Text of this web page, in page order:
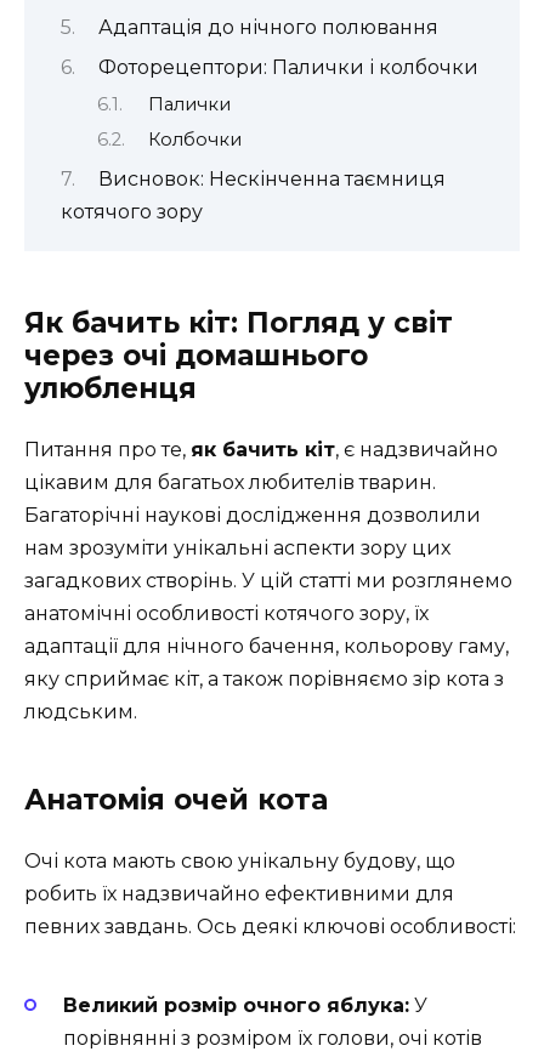
Адаптація до нічного полювання
Фоторецептори: Палички і колбочки
Палички
Колбочки
Висновок: Нескінченна таємниця
котячого зору
Як бачить кіт: Погляд у світ
через очі домашнього
улюбленця
Питання про те, як бачить кіт, є надзвичайно
цікавим для багатьох любителів тварин.
Багаторічні наукові дослідження дозволили
нам зрозуміти унікальні аспекти зору цих
загадкових створінь. У цій статті ми розглянемо
анатомічні особливості котячого зору, їх
адаптації для нічного бачення, кольорову гаму,
яку сприймає кіт, а також порівняємо зір кота з
людським.
Анатомія очей кота
Очі кота мають свою унікальну будову, що
робить їх надзвичайно ефективними для
певних завдань. Ось деякі ключові особливості:
Великий розмір очного яблука: У
порівнянні з розміром їх голови, очі котів